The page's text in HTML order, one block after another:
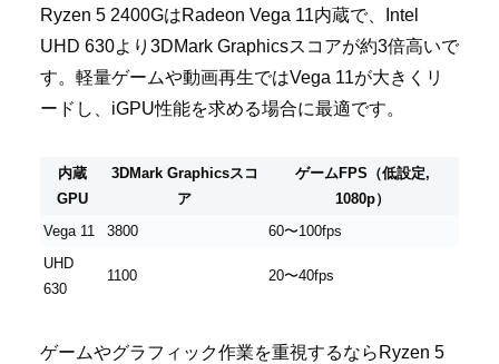
Ryzen 5 2400GはRadeon Vega 11内蔵で、Intel
UHD 630より3DMark Graphicsスコアが約3倍高いで
す。軽量ゲームや動画再生ではVega 11が大きくリ
ードし、iGPU性能を求める場合に最適です。
内蔵
GPU
3DMark Graphicsスコ
ア
ゲームFPS（低設定,
1080p）
Vega 11
3800
60〜100fps
UHD
630
1100 20〜40fps
ゲームやグラフィック作業を重視するならRyzen 5